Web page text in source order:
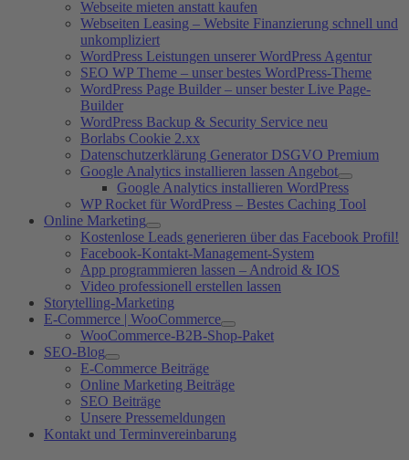
Webseite mieten anstatt kaufen
Webseiten Leasing – Website Finanzierung schnell und
unkompliziert
WordPress Leistungen unserer WordPress Agentur
SEO WP Theme – unser bestes WordPress-Theme
WordPress Page Builder – unser bester Live Page-
Builder
WordPress Backup & Security Service neu
Borlabs Cookie 2.xx
Datenschutzerklärung Generator DSGVO Premium
Google Analytics installieren lassen Angebot
Google Analytics installieren WordPress
WP Rocket für WordPress – Bestes Caching Tool
Online Marketing
Kostenlose Leads generieren über das Facebook Profil!
Facebook-Kontakt-Management-System
App programmieren lassen – Android & IOS
Video professionell erstellen lassen
Storytelling-Marketing
E-Commerce | WooCommerce
WooCommerce-B2B-Shop-Paket
SEO-Blog
E-Commerce Beiträge
Online Marketing Beiträge
SEO Beiträge
Unsere Pressemeldungen
Kontakt und Terminvereinbarung